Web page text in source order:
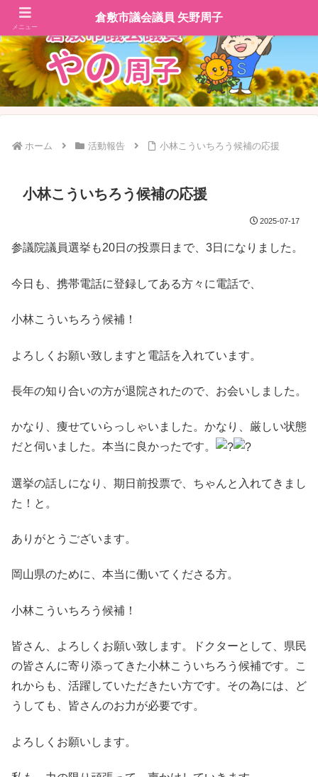
ホーム 活動報告 小林こういちろう候補の応援
小林こういちろう候補の応援
2025-07-17
参議院議員選挙も20日の投票日まで、3日になりました。
今日も、携帯電話に登録してある方々に電話で、
小林こういちろう候補！
よろしくお願い致しますと電話を入れています。
長年の知り合いの方が退院されたので、お会いしました。
かなり、痩せていらっしゃいました。かなり、厳しい状態
だと伺いました。本当に良かったです。
選挙の話しになり、期日前投票で、ちゃんと入れてきまし
た！と。
ありがとうございます。
岡山県のために、本当に働いてくださる方。
小林こういちろう候補！
皆さん、よろしくお願い致します。ドクターとして、県民
の皆さんに寄り添ってきた小林こういちろう候補です。こ
れからも、活躍していただきたい方です。その為には、ど
うしても、皆さんのお力が必要です。
よろしくお願いします。
メニュー
倉敷市議会議員 矢野周子